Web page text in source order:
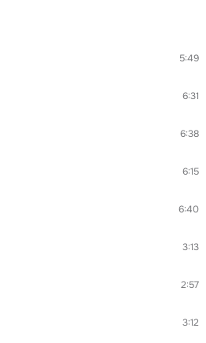
5:49
6:31
6:38
6:15
6:40
3:13
2:57
3:12